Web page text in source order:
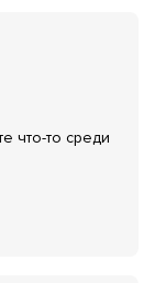
что-то среди